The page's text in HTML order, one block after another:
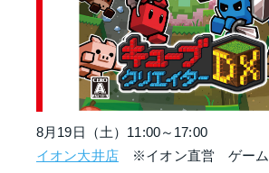
8月19日（土）11:00～17:00
イオン大井店※イオン直営 ゲーム